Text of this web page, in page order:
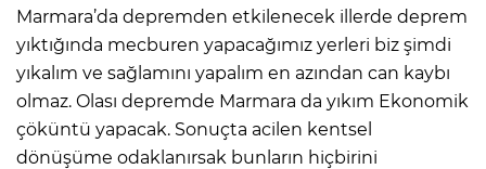
Marmara’da depremden etkilenecek illerde deprem
yıktığında mecburen yapacağımız yerleri biz şimdi
yıkalım ve sağlamını yapalım en azından can kaybı
olmaz. Olası depremde Marmara da yıkım Ekonomik
çöküntü yapacak. Sonuçta acilen kentsel
dönüşüme odaklanırsak bunların hiçbirini